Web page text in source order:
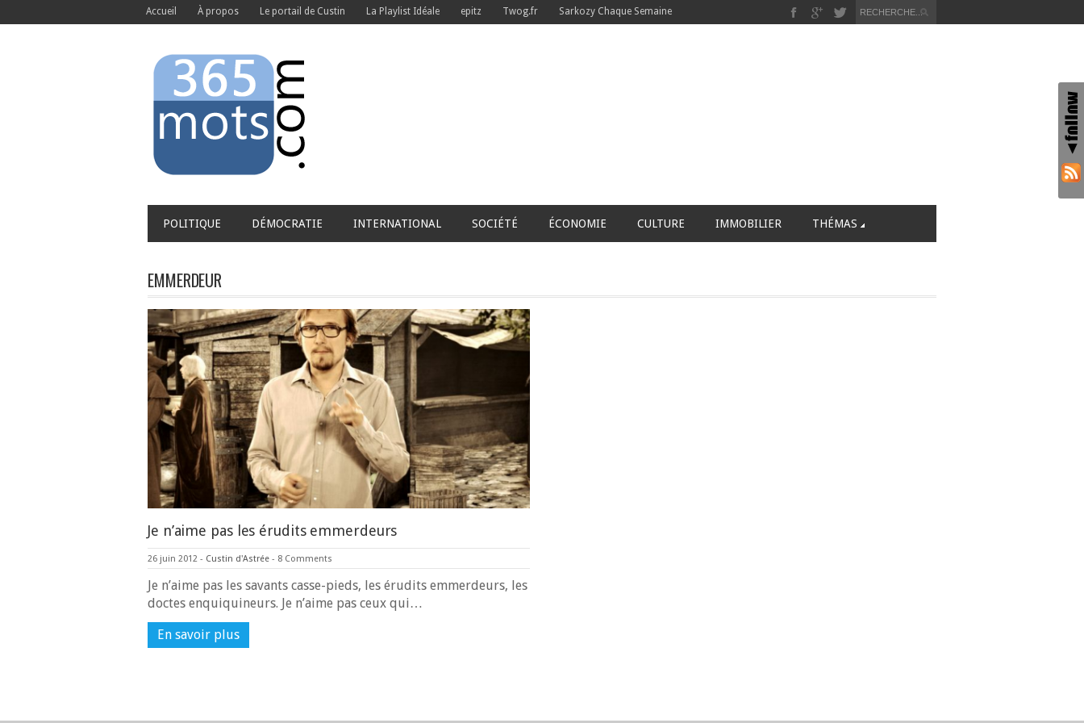
Accueil À propos Le portail de Custin La Playlist Idéale epitz Twog.fr Sarkozy Chaque Semaine
POLITIQUE DÉMOCRATIE INTERNATIONAL SOCIÉTÉ ÉCONOMIE CULTURE IMMOBILIER THÉMAS
EMMERDEUR
Je n’aime pas les érudits emmerdeurs
26 juin 2012 - Custin d'Astrée - 8 Comments
Je n’aime pas les savants casse-pieds, les érudits emmerdeurs, les
doctes enquiquineurs. Je n’aime pas ceux qui…
En savoir plus